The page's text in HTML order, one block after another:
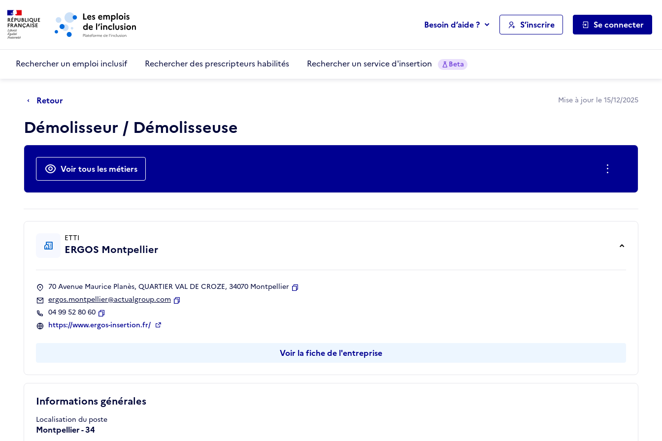
Aller au menu principal
Besoin d’aide ? S’inscrire Se connecter
Rechercher un emploi inclusif Rechercher des prescripteurs habilités Rechercher un service d'insertion Beta
Retour Mise à jour le 15/12/2025
Démolisseur / Démolisseuse
Actions rapides
Voir tous les métiers
Informations générales
Localisation du poste
Montpellier - 34
ETTI
ERGOS Montpellier
70 Avenue Maurice Planès, QUARTIER VAL DE CROZE, 34070 Montpellier
ergos.montpellier@actualgroup.com
04 99 52 80 60
Copier
https://www.ergos-insertion.fr/
Voir la fiche de l'entreprise